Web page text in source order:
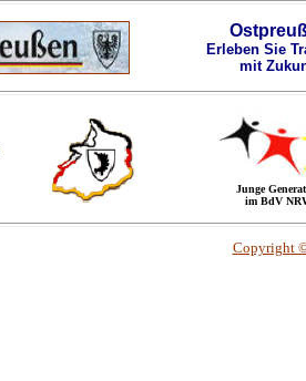
Erleben Sie
mit
Junge
im BdV
Copyright